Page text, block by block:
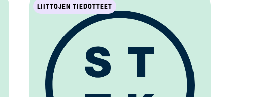
LIITTOJEN TIEDOTTEET